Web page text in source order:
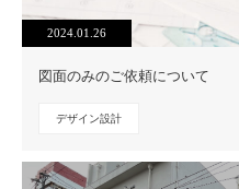
2024.01.26
図面のみのご依頼について
デザイン設計